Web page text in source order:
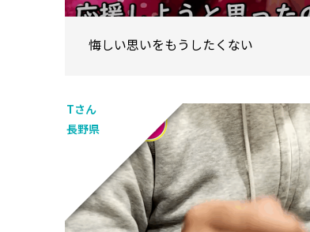
悔しい思いをもうしたくない
Tさん
長野県